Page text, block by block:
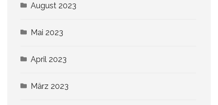
August 2023
Mai 2023
April 2023
März 2023